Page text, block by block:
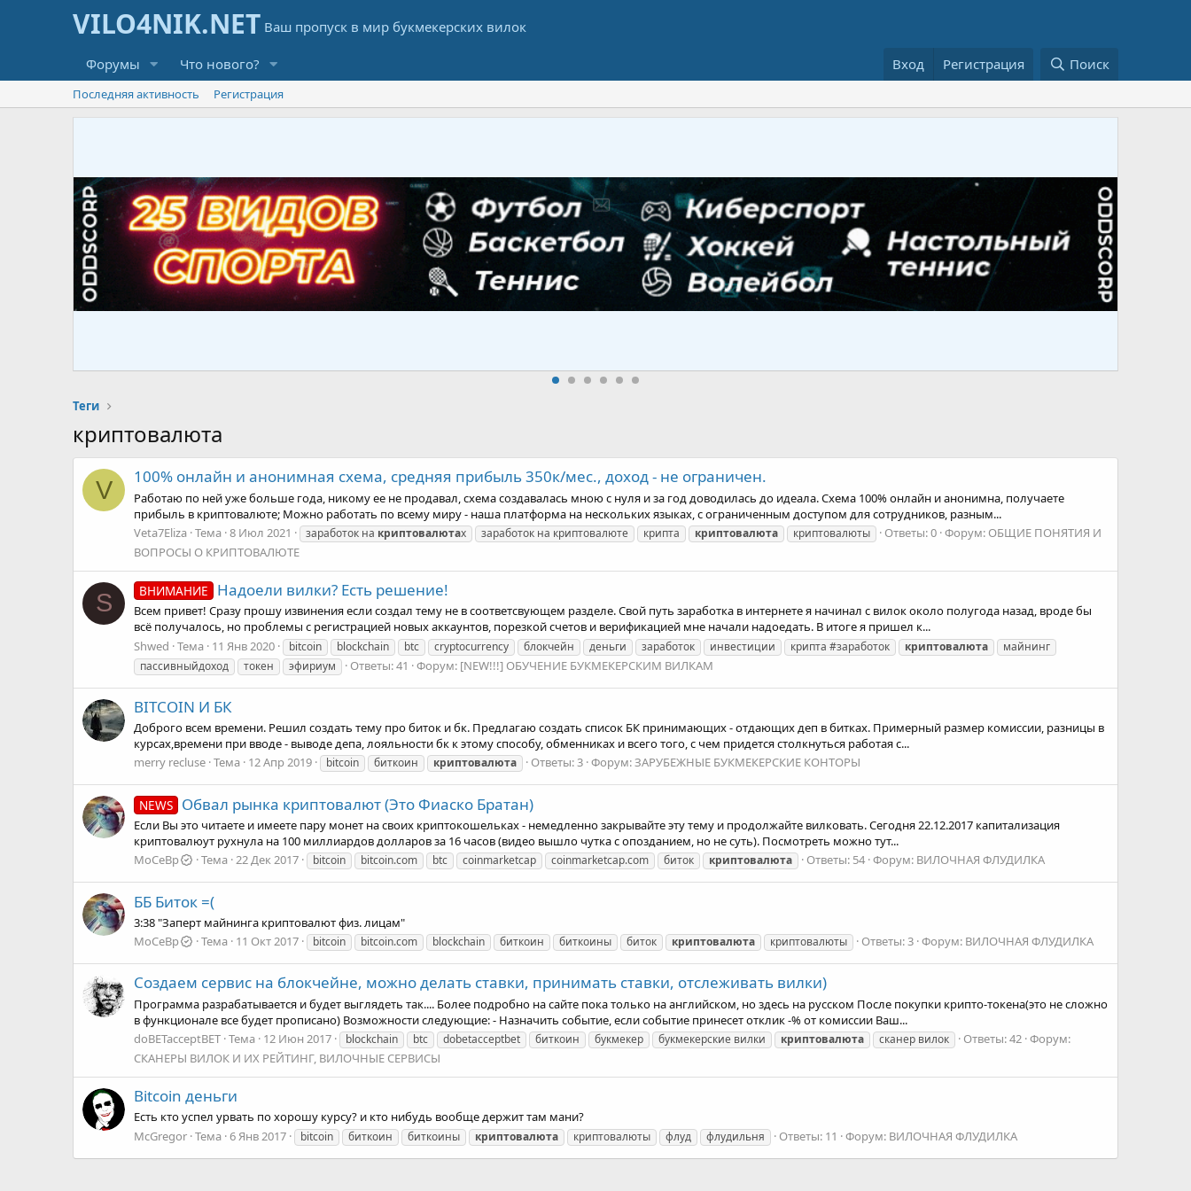
Форумы Что нового? Вход Регистрация Поиск
Последняя активность Регистрация
Теги
криптовалюта
V 100% онлайн и анонимная схема, средняя прибыль 350к/мес., доход - не ограничен.
Работаю по ней уже больше года, никому ее не продавал, схема создавалась мною с нуля и за год доводилась до идеала. Схема 100% онлайн и анонимна, получаете
прибыль в криптовалюте; Можно работать по всему миру - наша платформа на нескольких языках, с ограниченным доступом для сотрудников, разным...
Veta7Eliza Тема 8 Июл 2021 заработок на криптовалютах заработок на криптовалюте крипта криптовалюта криптовалюты Ответы: 0 Форум: ОБЩИЕ ПОНЯТИЯ И
ВОПРОСЫ О КРИПТОВАЛЮТЕ
S ВНИМАНИЕ Надоели вилки? Есть решение!
Всем привет! Сразу прошу извинения если создал тему не в соответсвующем разделе. Свой путь заработка в интернете я начинал с вилок около полугода назад, вроде бы
всё получалось, но проблемы с регистрацией новых аккаунтов, порезкой счетов и верификацией мне начали надоедать. В итоге я пришел к...
Shwed Тема 11 Янв 2020 bitcoin blockchain btc cryptocurrency блокчейн деньги заработок инвестиции крипта #заработок криптовалюта
майнинг
пассивныйдоход
токен эфириум Ответы: 41 Форум: [NEW!!!] ОБУЧЕНИЕ БУКМЕКЕРСКИМ ВИЛКАМ
BITCOIN И БК
Доброго всем времени. Решил создать тему про биток и бк. Предлагаю создать список БК принимающих - отдающих деп в битках. Примерный размер комиссии, разницы в
курсах,времени при вводе - выводе депа, лояльности бк к этому способу, обменниках и всего того, с чем придется столкнуться работая с...
merry recluse Тема 12 Апр 2019 bitcoin биткоин криптовалюта Ответы: 3 Форум:ЗАРУБЕЖНЫЕ БУКМЕКЕРСКИЕ КОНТОРЫ
NEWS Обвал рынка криптовалют (Это Фиаско Братан)
Если Вы это читаете и имеете пару монет на своих криптокошельках - немедленно закрывайте эту тему и продолжайте вилковать. Сегодня 22.12.2017 капитализация
криптовалюут рухнула на 100 миллиардов долларов за 16 часов (видео вышло чутка с опозданием, но не суть). Посмотреть можно тут...
MoCeBp
Тема 22 Дек 2017 bitcoin bitcoin.com btc coinmarketcap coinmarketcap.com биток криптовалюта Ответы: 54 Форум: ВИЛОЧНАЯ ФЛУДИЛКА
ББ Биток =(
3:38 "Заперт майнинга криптовалют физ. лицам"
MoCeBp
Тема 11 Окт 2017 bitcoin bitcoin.com blockchain биткоин биткоины биток криптовалюта криптовалюты Ответы: 3 Форум: ВИЛОЧНАЯ ФЛУДИЛКА
Создаем сервис на блокчейне, можно делать ставки, принимать ставки, отслеживать вилки)
Программа разрабатывается и будет выглядеть так.... Более подробно на сайте пока только на английском, но здесь на русском После покупки крипто-токена(это не сложно
в функционале все будет прописано) Возможности следующие: - Назначить событие, если событие принесет отклик -% от комиссии Ваш...
doBETacceptBET Тема 12 Июн 2017 blockchain btc dobetacceptbet биткоин букмекер букмекерские вилки криптовалюта сканер вилок Ответы: 42 Форум:
СКАНЕРЫ ВИЛОК И ИХ РЕЙТИНГ, ВИЛОЧНЫЕ СЕРВИСЫ
Bitcoin деньги
Есть кто успел урвать по хорошу курсу? и кто нибудь вообще держит там мани?
McGregor Тема 6 Янв 2017 bitcoin биткоин биткоины криптовалюта криптовалюты флуд флудильня Ответы: 11 Форум: ВИЛОЧНАЯ ФЛУДИЛКА